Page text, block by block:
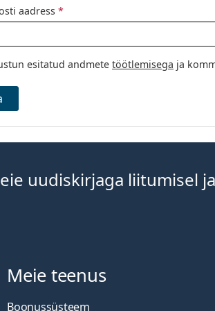
aadress *
esitatud andmetetöötlemisega ja
uudiskirjaga liitumisel ja
Meie teenus
Boonussüsteem